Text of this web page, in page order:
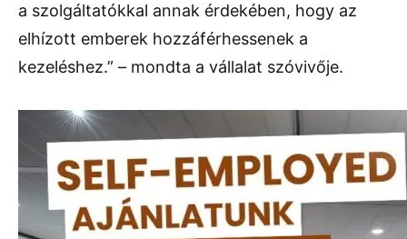
a szolgáltatókkal annak érdekében, hogy az
elhízott emberek hozzáférhessenek a
kezeléshez.” – mondta a vállalat szóvivője.